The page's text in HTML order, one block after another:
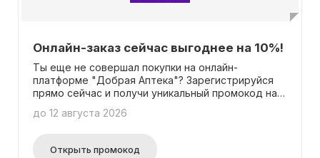
Онлайн-заказ сейчас выгоднее на 10%!
Ты еще не совершал покупки на онлайн-
платформе "Добрая Аптека"? Зарегистрируйся
прямо сейчас и получи уникальный промокод на
Подробную информацию об этой акции ты
до 12 августа 2026
Открыть промокод